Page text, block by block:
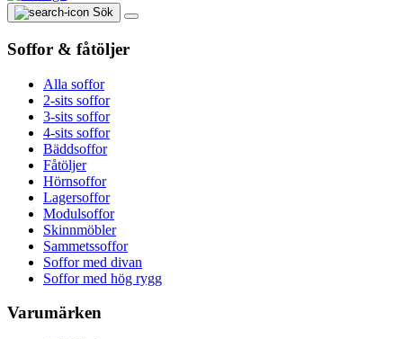
Sök
Soffor & fåtöljer
Alla soffor
2-sits soffor
3-sits soffor
4-sits soffor
Bäddsoffor
Fåtöljer
Hörnsoffor
Lagersoffor
Modulsoffor
Skinnmöbler
Sammetssoffor
Soffor med divan
Soffor med hög rygg
Varumärken